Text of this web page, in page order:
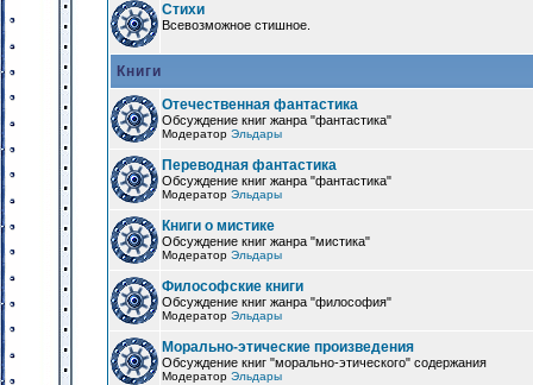
Стихи
Всевозможное стишное.
Книги
Отечественная фантастика
Обсуждение книг жанра "фантастика"
Модератор Эльдары
Переводная фантастика
Обсуждение книг жанра "фантастика"
Модератор Эльдары
Книги о мистике
Обсуждение книг жанра "мистика"
Модератор Эльдары
Философские книги
Обсуждение книг жанра "философия"
Модератор Эльдары
Морально-этические произведения
Обсуждение книг "морально-этического" содержания
Модератор Эльдары